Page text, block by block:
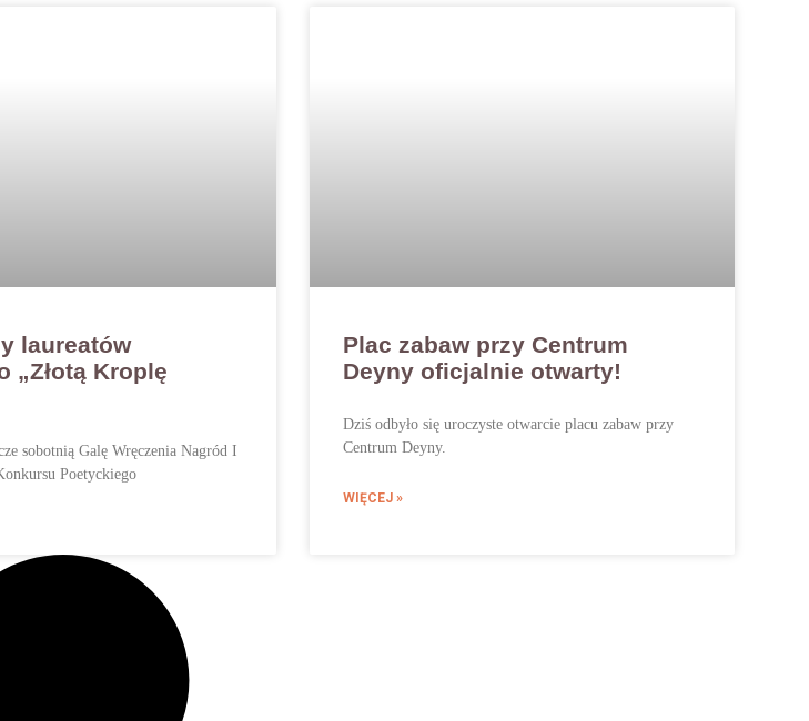
laureatów
„Złotą Kroplę
sobotnią Galę Wręczenia Nagród I
Poetyckiego
Plac zabaw przy Centrum
Deyny oficjalnie otwarty!
Dziś odbyło się uroczyste otwarcie placu zabaw przy
Centrum Deyny.
WIĘCEJ »